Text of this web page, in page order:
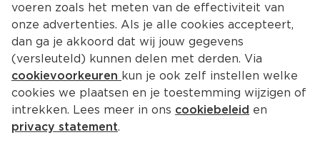
PLUS Kaneelknoop
Stuk 100 g  (kilo €13.90)
voeren zoals het meten van de effectiviteit van
onze advertenties. Als je alle cookies accepteert,
dan ga je akkoord dat wij jouw gegevens
(versleuteld) kunnen delen met derden. Via
cookievoorkeuren kun je ook zelf instellen welke
cookies we plaatsen en je toestemming wijzigen of
intrekken. Lees meer in ons cookiebeleid en
privacy statement.